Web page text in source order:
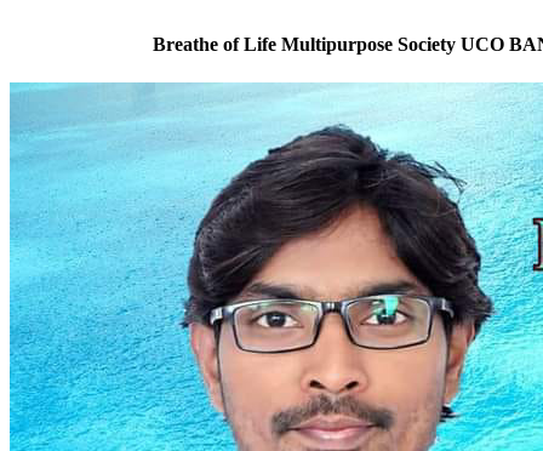
Breathe of Life Multipurpose Society UCO